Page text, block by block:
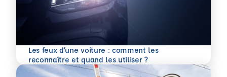
Les feux d’une voiture : comment les
reconnaître et quand les utiliser ?
En savoir plus